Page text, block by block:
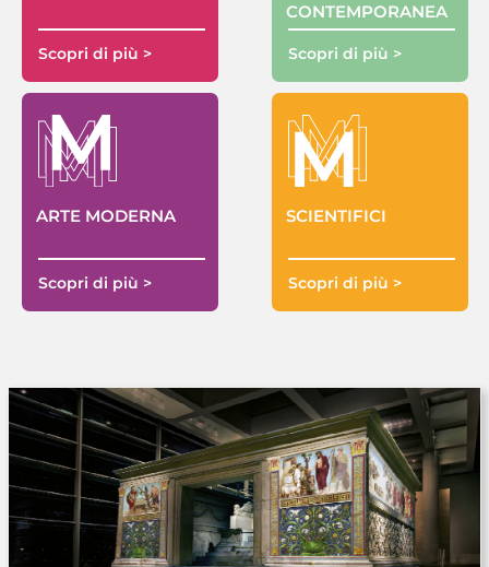
Scopri di più >
CONTEMPORANEA
Scopri di più >
ARTE MODERNA
Scopri di più >
SCIENTIFICI
Scopri di più >